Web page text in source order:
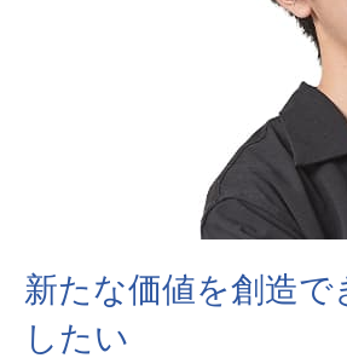
新たな価値を創造
したい